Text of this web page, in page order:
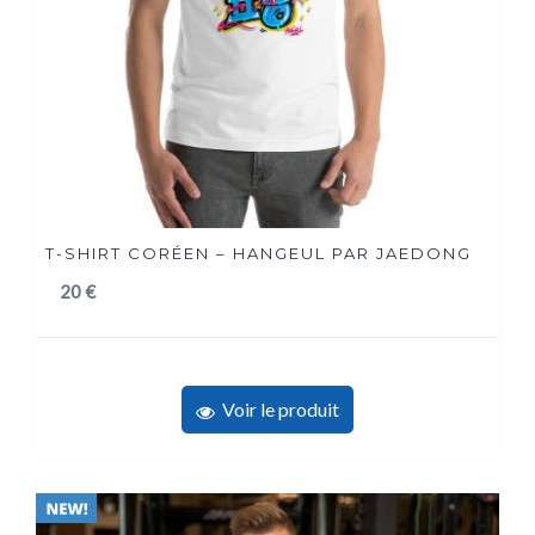
T-SHIRT CORÉEN – HANGEUL PAR JAEDONG
20€
Voir le produit